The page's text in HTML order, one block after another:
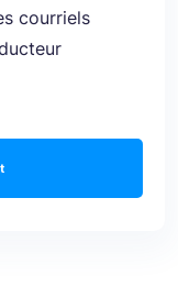
courriels